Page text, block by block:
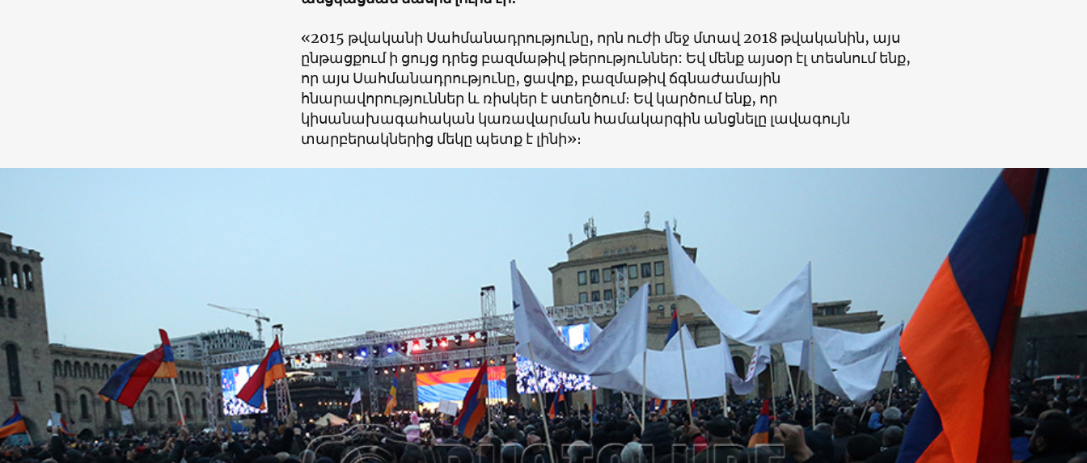
«2015 թվականի Սահմանադրությունը, որն ուժի մեջ մտավ 2018 թվականին, այս
ընթացքում ի ցույց դրեց բազմաթիվ թերություններ: Եվ մենք այսօր էլ տեսնում ենք,
որ այս Սահմանադրությունը, ցավոք, բազմաթիվ ճգնաժամային
հնարավորություններ և ռիսկեր է ստեղծում։ Եվ կարծում ենք, որ
կիսանախագահական կառավարման համակարգին անցնելը լավագույն
տարբերակներից մեկը պետք է լինի»։